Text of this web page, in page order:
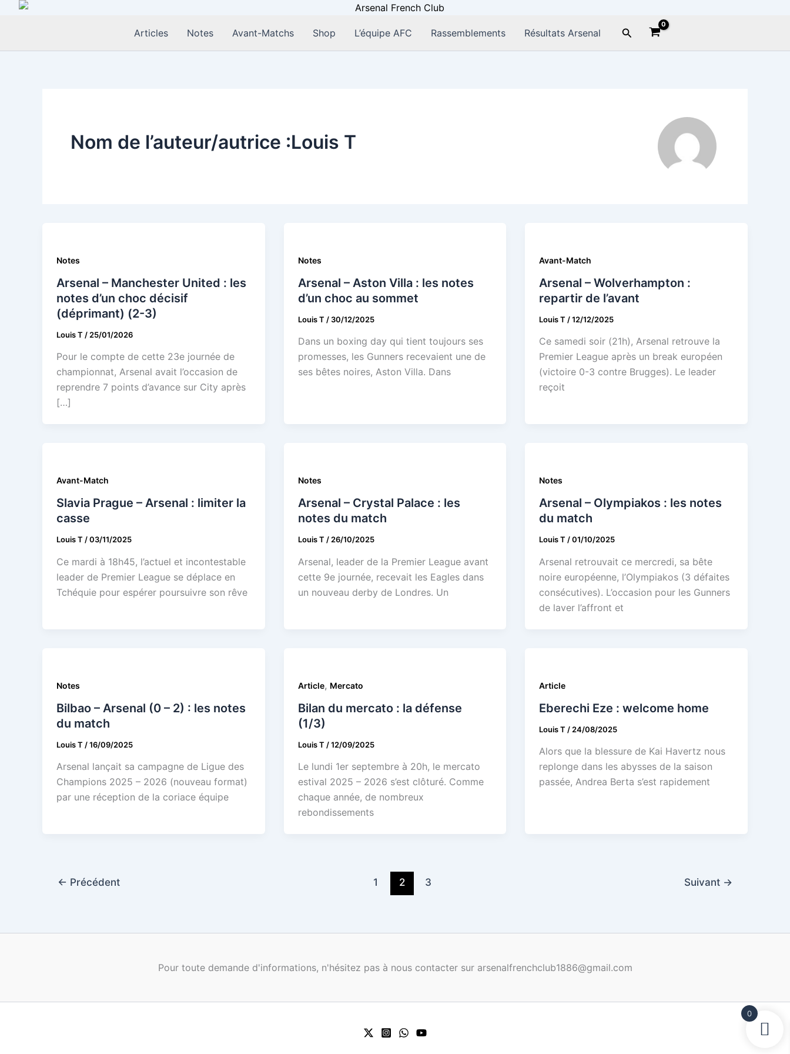
Aller
Articles Notes Avant-Matchs Shop L’équipe AFC Rassemblements Résultats Arsenal Rechercher
Nom de l’auteur/autrice :Louis T
Notes
Arsenal – Manchester United : les
notes d’un choc décisif
(déprimant) (2-3)
Louis T / 25/01/2026
Pour le compte de cette 23e journée de
championnat, Arsenal avait l’occasion de
reprendre 7 points d’avance sur City après
[…]
Notes
Arsenal – Aston Villa : les notes
d’un choc au sommet
Louis T / 30/12/2025
Dans un boxing day qui tient toujours ses
promesses, les Gunners recevaient une de
ses bêtes noires, Aston Villa. Dans
Avant-Match
Arsenal – Wolverhampton :
repartir de l’avant
Louis T /12/12/2025
Ce samedi soir (21h), Arsenal retrouve la
Premier League après un break européen
(victoire 0-3 contre Brugges). Le leader
reçoit
Avant-Match
Slavia Prague – Arsenal : limiter la
casse
Louis T /03/11/2025
Ce mardi à 18h45, l’actuel et incontestable
leader de Premier League se déplace en
Tchéquie pour espérer poursuivre son rêve
Notes
Arsenal – Crystal Palace : les
notes du match
Louis T / 26/10/2025
Arsenal, leader de la Premier League avant
cette 9e journée, recevait les Eagles dans
un nouveau derby de Londres. Un
Notes
Arsenal – Olympiakos : les notes
du match
Louis T /01/10/2025
Arsenal retrouvait ce mercredi, sa bête
noire européenne, l’Olympiakos (3 défaites
consécutives). L’occasion pour les Gunners
de laver l’affront et
Notes
Bilbao – Arsenal (0 – 2) : les notes
du match
Louis T /16/09/2025
Arsenal lançait sa campagne de Ligue des
Champions 2025 – 2026 (nouveau format)
par une réception de la coriace équipe
Article, Mercato
Bilan du mercato : la défense
(1/3)
Louis T /12/09/2025
Le lundi 1er septembre à 20h, le mercato
estival 2025 – 2026 s’est clôturé. Comme
chaque année, de nombreux
rebondissements
Article
Eberechi Eze : welcome home
Louis T / 24/08/2025
Alors que la blessure de Kai Havertz nous
replonge dans les abysses de la saison
passée, Andrea Berta s’est rapidement
← Précédent 1 2 3 Suivant →
Pour toute demande d'informations, n'hésitez pas à nous contacter sur arsenalfrenchclub1886@gmail.com
0